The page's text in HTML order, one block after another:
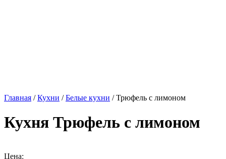
Главная /Кухни /Белые кухни / Трюфель с лимоном
Кухня Трюфель с лимоном
Цена: